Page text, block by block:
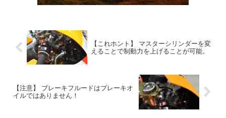
【これホント】 マスターシリンダーを変
えることで制動力を上げることが可能。
【注意】 ブレーキフルードはブレーキオ
イルではありません！